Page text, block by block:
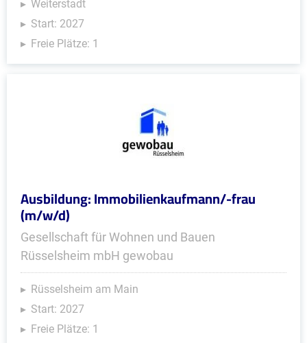
Weiterstadt
Start: 2027
Freie Plätze: 1
Ausbildung: Immobilienkaufmann/-frau
(m/w/d)
Gesellschaft für Wohnen und Bauen
Rüsselsheim mbH gewobau
Rüsselsheim am Main
Start: 2027
Freie Plätze: 1